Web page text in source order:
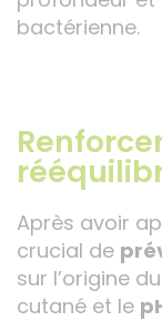
bactérienne.
Après avoir
crucial de
sur l’origine
cutané et le